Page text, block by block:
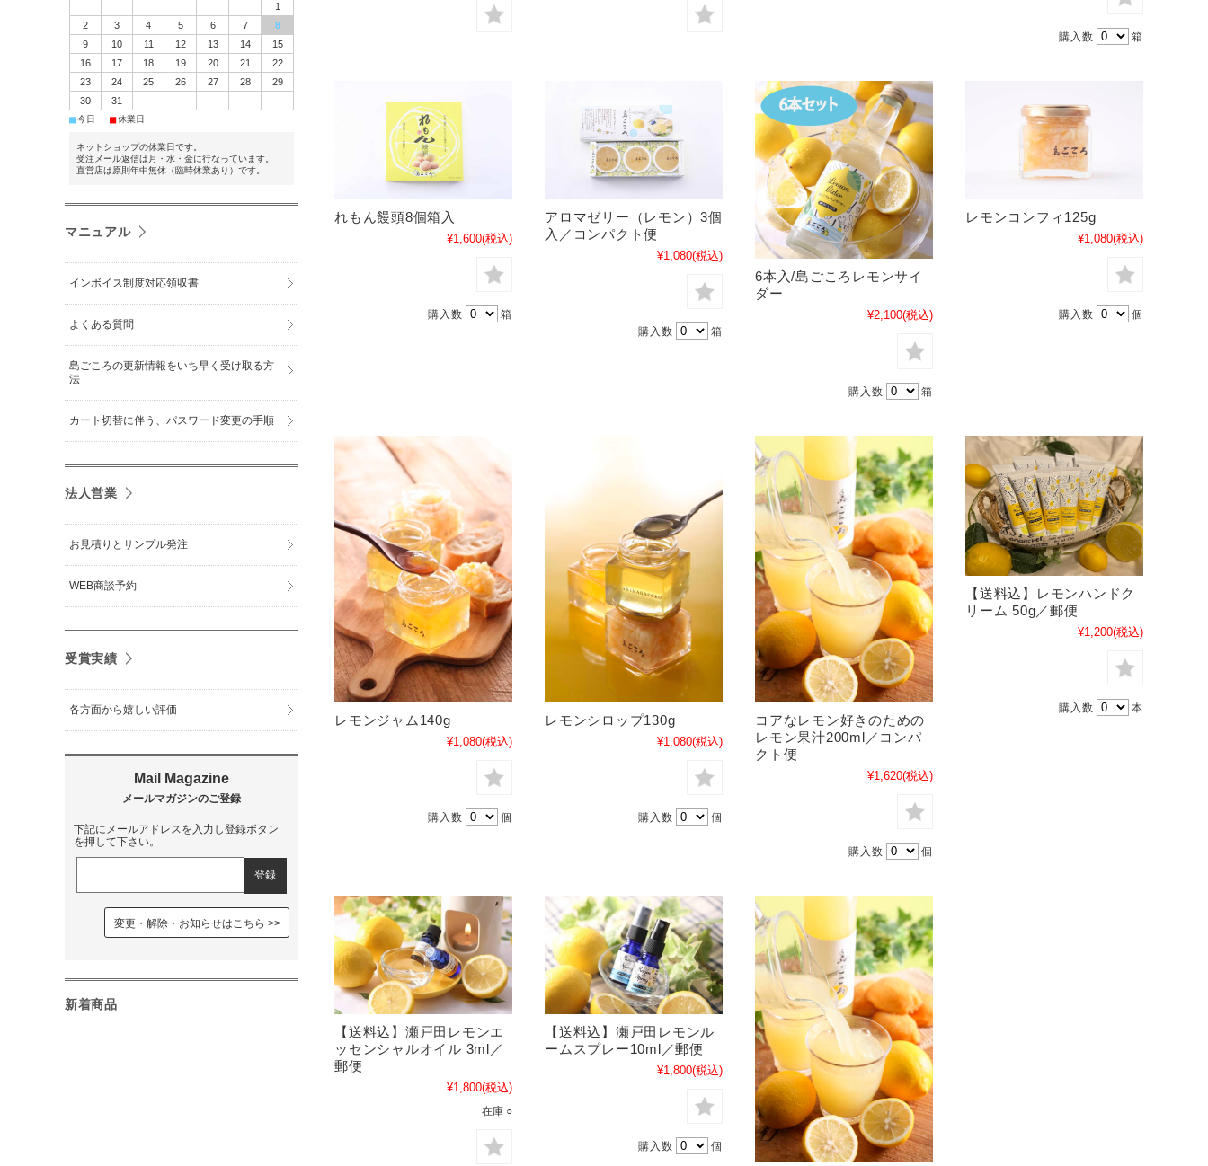
購入数 箱
れもん饅頭8個箱入
¥1,600(税込)
購入数 箱
アロマゼリー（レモン）3個
入／コンパクト便
¥1,080(税込)
購入数 箱
6本入/島ごころレモンサイ
ダー
¥2,100(税込)
購入数 箱
レモンコンフィ125g
¥1,080(税込)
購入数 個
レモンジャム140g
¥1,080(税込)
購入数 個
レモンシロップ130g
¥1,080(税込)
購入数 個
コアなレモン好きのための
レモン果汁200ml／コンパ
クト便
¥1,620(税込)
購入数 個
【送料込】レモンハンドク
リーム 50g／郵便
¥1,200(税込)
購入数 本
【送料込】瀬戸田レモンエ
ッセンシャルオイル 3ml／
郵便
¥1,800(税込)
在庫 ○
【送料込】瀬戸田レモンル
ームスプレー10ml／郵便
¥1,800(税込)
購入数 個
1
2
3 4 5 6 7
8
9
10 11 12 13 14
15
16
17 18 19 20 21
22
23
24 25 26 27 28
29
30
31
■今日 ■休業日
ネットショップの休業日です。
受注メール返信は月・水・金に行なっています。
直営店は原則年中無休（臨時休業あり）です。
マニュアル
インボイス制度対応領収書
よくある質問
島ごころの更新情報をいち早く受け取る方
法
カート切替に伴う、パスワード変更の手順
法人営業
お見積りとサンプル発注
WEB商談予約
受賞実績
各方面から嬉しい評価
下記にメールアドレスを入力し登録ボタン
を押して下さい。
変更・解除・お知らせはこちら
新着商品